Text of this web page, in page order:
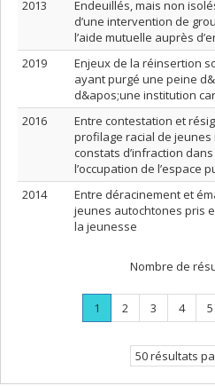
2013
Endeuillés, mais non
d’une intervention de
l’aide mutuelle auprès
2019
Enjeux de la réinsertion
ayant purgé une peine
d&apos;une institution
2016
Entre contestation et
profilage racial de
constats d’infraction
l’occupation de l’espace
2014
Entre déracinement et
jeunes autochtones pris
la jeunesse
Nombre de
Page
1
Page
Page
2 Page
3 Page
4 5
50 résultats